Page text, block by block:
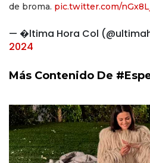
de broma. pic.twitter.com/
— �ltima Hora Col
2024
Más Contenido De